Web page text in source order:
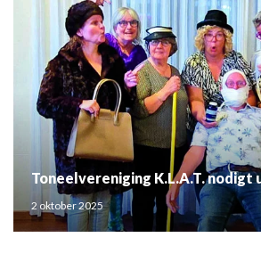
Toneelvereniging K.L.A.T. nodigt
2 oktober 2025